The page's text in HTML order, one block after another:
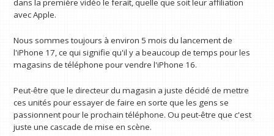
dans la première vidéo le ferait, quelle que soit leur affiliation
avec Apple.
Nous sommes toujours à environ 5 mois du lancement de
l'iPhone 17, ce qui signifie qu'il y a beaucoup de temps pour les
magasins de téléphone pour vendre l'iPhone 16.
Peut-être que le directeur du magasin a juste décidé de mettre
ces unités pour essayer de faire en sorte que les gens se
passionnent pour le prochain téléphone. Ou peut-être que c'est
juste une cascade de mise en scène.